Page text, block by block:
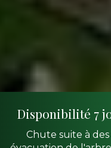
Disponibilité 7
Chute suite à